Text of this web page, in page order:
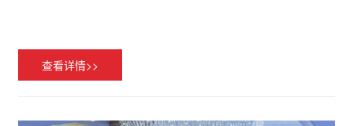
查看详情>>